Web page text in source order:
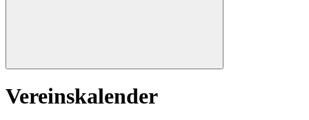
Vereinskalender